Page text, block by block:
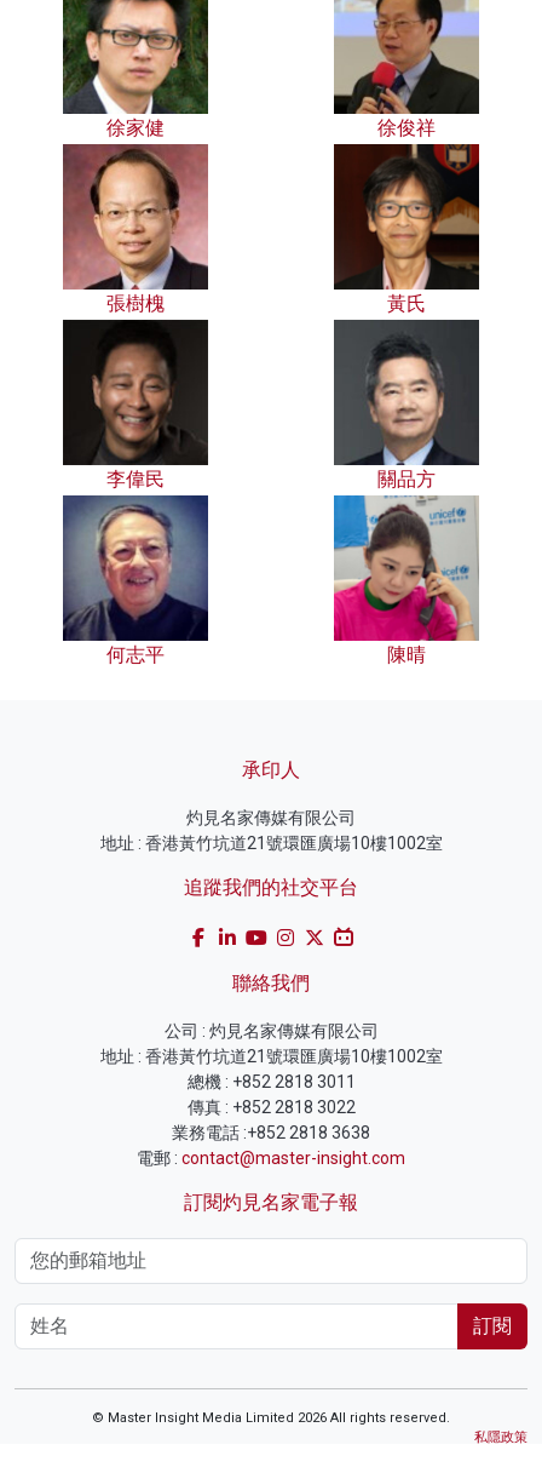
徐家健 徐俊祥
張樹槐 黃氏
李偉民 關品方
何志平 陳晴
承印人
灼見名家傳媒有限公司
地址 : 香港黃竹坑道21號環匯廣場10樓1002室
追蹤我們的社交平台
聯絡我們
公司 : 灼見名家傳媒有限公司
地址 : 香港黃竹坑道21號環匯廣場10樓1002室
總機 : +852 2818 3011
傳真 : +852 2818 3022
業務電話 :+852 2818 3638
電郵 : contact@master-insight.com
訂閱灼見名家電子報
訂閱
© Master Insight Media Limited 2026 All rights reserved.
私隱政策